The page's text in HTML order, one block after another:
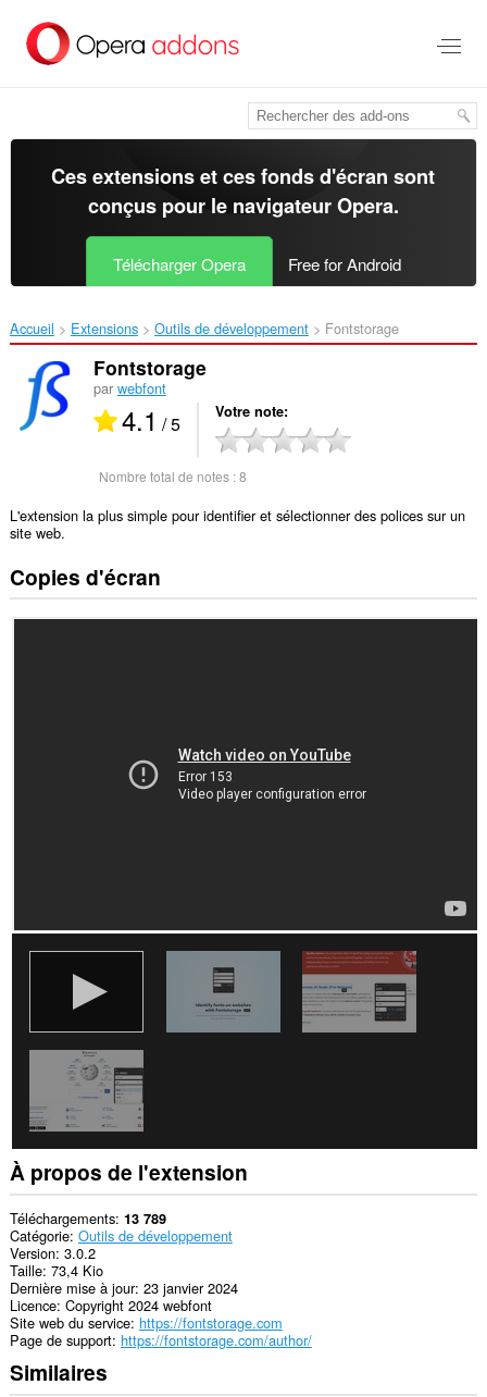
contenu
Ces extensions et ces fonds d'écran sont
conçus pour le navigateur Opera.
Télécharger Opera Free for Android
Accueil Extensions Outils de développement Fontstorage‎
Fontstorage
par webfont
4.1 / 5 Votre note
Nombre total de notes :8
L'extension la plus simple pour identifier et sélectionner des polices sur un
site web.
Copies d'écran
À propos de l'extension
Téléchargements 13 789
Catégorie Outils de développement
Version 3.0.2
Taille 73,4 Kio
Dernière mise à jour 23 janvier 2024
Licence Copyright 2024 webfont
Site web du service https://fontstorage.com
Page de support https://fontstorage.com/author/
Similaires